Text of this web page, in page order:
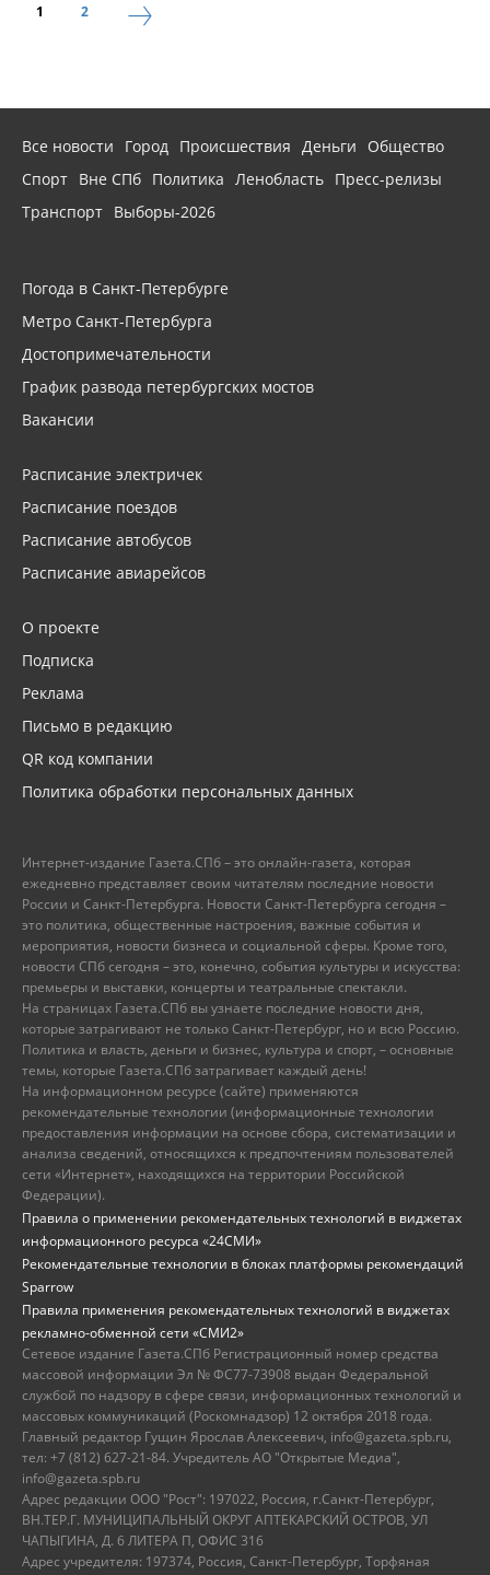
1 2
Все новости Город Происшествия Деньги
Общество
Спорт Вне СПб Политика Ленобласть Пресс-релизы
Транспорт Выборы-2026
Погода в Санкт-Петербурге
Метро Санкт-Петербурга
Достопримечательности
График развода петербургских мостов
Вакансии
Расписание электричек
Расписание поездов
Расписание автобусов
Расписание авиарейсов
О проекте
Подписка
Реклама
Письмо в редакцию
QR код компании
Политика обработки персональных данных
Интернет-издание Газета.СПб – это онлайн-газета, которая
ежедневно представляет своим читателям последние новости
России и Санкт-Петербурга. Новости Санкт-Петербурга сегодня –
это политика, общественные настроения, важные события и
мероприятия, новости бизнеса и социальной сферы. Кроме того,
новости СПб сегодня – это, конечно, события культуры и искусства:
премьеры и выставки, концерты и театральные спектакли.
На страницах Газета.СПб вы узнаете последние новости дня,
которые затрагивают не только Санкт-Петербург, но и всю Россию.
Политика и власть, деньги и бизнес, культура и спорт, – основные
темы, которые Газета.СПб затрагивает каждый день!
На информационном ресурсе (сайте) применяются
рекомендательные технологии (информационные технологии
предоставления информации на основе сбора, систематизации и
анализа сведений, относящихся к предпочтениям пользователей
сети «Интернет», находящихся на территории Российской
Федерации).
Правила о применении рекомендательных технологий в виджетах
информационного ресурса «24СМИ»
Рекомендательные технологии в блоках платформы рекомендаций
Sparrow
Правила применения рекомендательных технологий в виджетах
рекламно-обменной сети «СМИ2»
Сетевое издание Газета.СПб Регистрационный номер средства
массовой информации Эл № ФС77-73908 выдан Федеральной
службой по надзору в сфере связи, информационных технологий и
массовых коммуникаций (Роскомнадзор) 12 октября 2018 года.
Главный редактор Гущин Ярослав Алексеевич, info@gazeta.spb.ru,
тел: +7 (812) 627-21-84. Учредитель АО "Открытые Медиа",
info@gazeta.spb.ru
Адрес редакции ООО "Рост": 197022, Россия, г.Санкт-Петербург,
ВН.ТЕР.Г. МУНИЦИПАЛЬНЫЙ ОКРУГ АПТЕКАРСКИЙ ОСТРОВ, УЛ
ЧАПЫГИНА, Д. 6 ЛИТЕРА П, ОФИС 316
Адрес учредителя: 197374, Россия, Санкт-Петербург, Торфяная